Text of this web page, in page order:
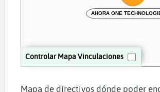
Controlar Mapa Vinculaciones
AHORA ONE
Mapa de directivos dónde poder